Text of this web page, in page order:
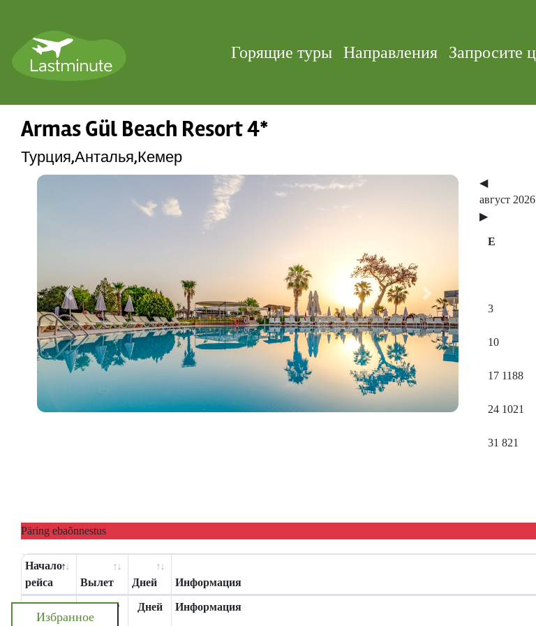
Горящие туры Направления Запросите
Armas Gül Beach Resort 4*
Турция,Анталья,Кемер
Previous Next
◀
август 2026
▶
E
3
10
17 1188
24 1021
31 821
Päring ebaõnnestus
Начало
рейса
Вылет Дней Информация
Начало
рейса
Вылет Дней Информация
Избранное